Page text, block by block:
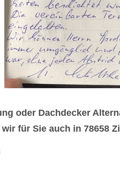
oder Dachdecker
für Sie auch in 78658